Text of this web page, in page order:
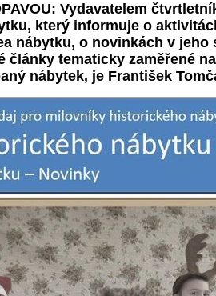
Vydavatelem
který informuje o
nábytku, o novinkách v jeho
články tematicky zaměřené na
nábytek, je František